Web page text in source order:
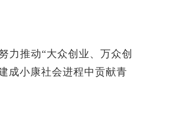
力推动“大众创业、万众创
成小康社会进程中贡献青